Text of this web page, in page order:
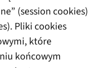
(session cookies)
Pliki cookies
które
końcowym